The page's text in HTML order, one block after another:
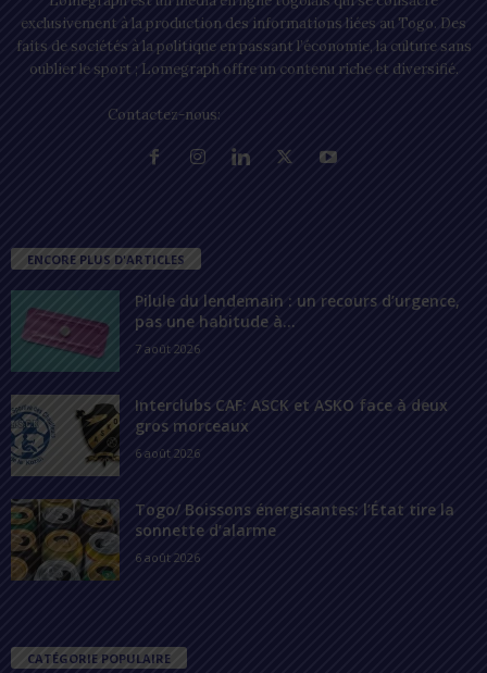
exclusivement à la production des informations liées au Togo. Des
faits de sociétés à la politique en passant l’économie, la culture sans
oublier le sport ; Lomegraph offre un contenu riche et diversifié.
Contactez-nous:
ENCORE PLUS D'ARTICLES
Pilule du lendemain : un recours d’urgence,
pas une habitude à...
7 août 2026
Interclubs CAF: ASCK et ASKO face à deux
gros morceaux
6 août 2026
Togo/ Boissons énergisantes: l’État tire la
sonnette d’alarme
6 août 2026
CATÉGORIE POPULAIRE